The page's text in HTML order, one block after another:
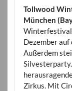
Tollwood
München
Winterfestival
Dezember
Außerdem
Zirkus. Mit